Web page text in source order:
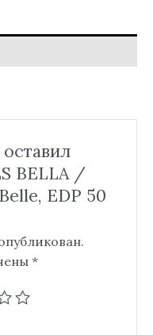
BELLA /
EDP 50
*